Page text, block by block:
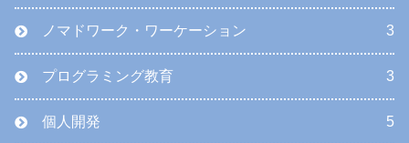
ノマドワーク・ワーケーション 3
プログラミング教育 3
個人開発 5